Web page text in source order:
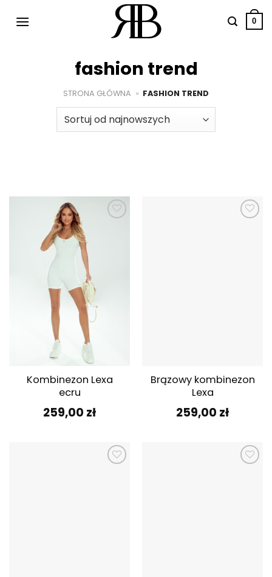
0
fashion trend
STRONA GŁÓWNA » FASHION TREND
ulubionych
Kombinezon Lexa
ecru
259,00 zł
Brązowy kombinezon
Lexa
259,00 zł